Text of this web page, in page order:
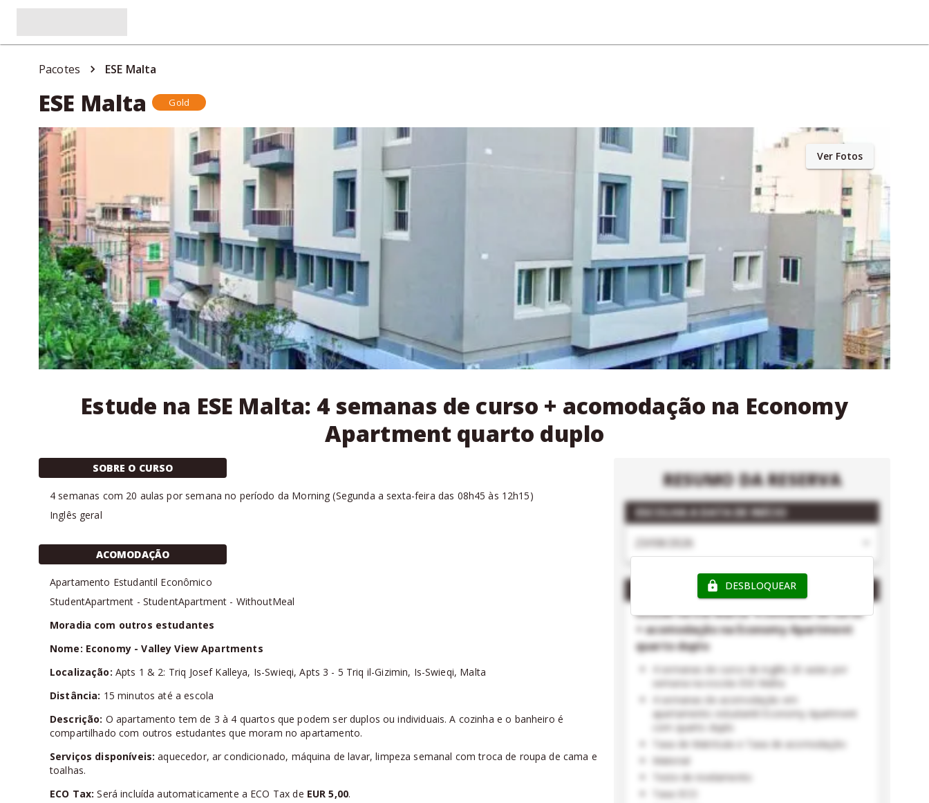
Pacotes ESE Malta
ESE Malta Gold
Ver Fotos
Estude na ESE Malta: 4 semanas de curso + acomodação na Economy
Apartment quarto duplo
SOBRE O CURSO
4 semanas com 20 aulas por semana no período da Morning (Segunda a sexta-feira das 08h45 às 12h15)
Inglês geral
ACOMODAÇÃO
Apartamento Estudantil Econômico
StudentApartment - StudentApartment - WithoutMeal
Moradia com outros estudantes
Nome: Economy - Valley View Apartments
Localização: Apts 1 & 2: Triq Josef Kalleya, Is-Swieqi, Apts 3 - 5 Triq il-Gizimin, Is-Swieqi, Malta
Distância: 15 minutos até a escola
Descrição: O apartamento tem de 3 à 4 quartos que podem ser duplos ou individuais. A cozinha e o banheiro é
compartilhado com outros estudantes que moram no apartamento.
Serviços disponíveis: aquecedor, ar condicionado, máquina de lavar, limpeza semanal com troca de roupa de cama e
toalhas.
ECO Tax: Será incluída automaticamente a ECO Tax de EUR 5,00.
DESBLOQUEAR
RESUMO DA RESERVA
ESCOLHA A DATA DE INÍCIO
- ESE MALTA
Estude na ESE Malta: 4 semanas de curso
+ acomodação na Economy Apartment
quarto duplo
4 semanas de curso de inglês 20 aulas por
semana na escola ESE Malta
4 semanas de acomodação em
apartamento estudantil Economy Apartment
com quarto duplo
Taxa de Matrícula e Taxa de acomodação
Material
Teste de nivelamento
Taxa ECO